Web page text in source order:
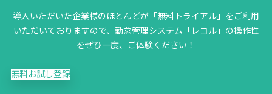
導入いただいた企業様のほとんどが「無料トライアル」をご利用
いただいておりますので、勤怠管理システム「レコル」の操作性
をぜひ一度、ご体験ください！
無料お試し登録